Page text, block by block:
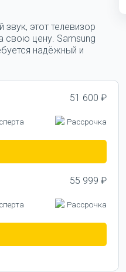
этот телевизор
свою цену. Samsung
надёжный и
51 600 ₽
Рассрочка
55 999 ₽
Рассрочка